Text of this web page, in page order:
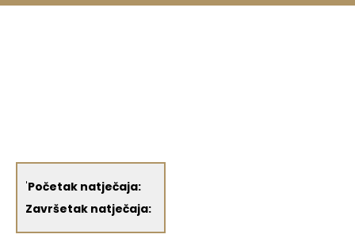
'Početak natječaja:
Završetak natječaja: